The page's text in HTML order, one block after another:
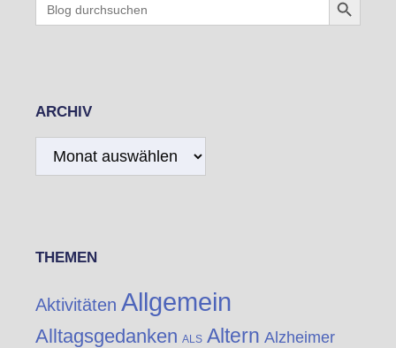
for:
ARCHIV
THEMEN
Aktivitäten Allgemein
Alltagsgedanken ALS Altern Alzheimer